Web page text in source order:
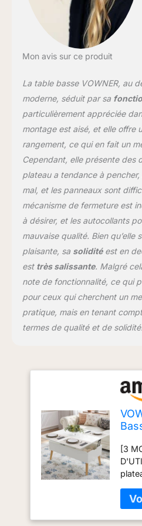
:
la
et
ne
vous
une
avec
Mon avis sur ce produit
La table basse VOWNER, au
moderne, séduit par sa
particulièrement appréciée
montage est aisé, et elle offre
rangement, ce qui en fait un
Cependant, elle présente des
plateau a tendance à
mal, et les panneaux sont
mécanisme de fermeture est
à désirer, et les autocollants
mauvaise qualité. Bien qu’elle
plaisante, sa soliditéest en
est très salissante. Malgré
note de fonctionnalité, ce qui
pour ceux qui cherchent un
pratique, mais en tenant
termes de qualité et de solidité.
en
à
[3
pour